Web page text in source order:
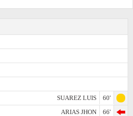
SUAREZ LUIS
60'
ARIAS JHON
66'